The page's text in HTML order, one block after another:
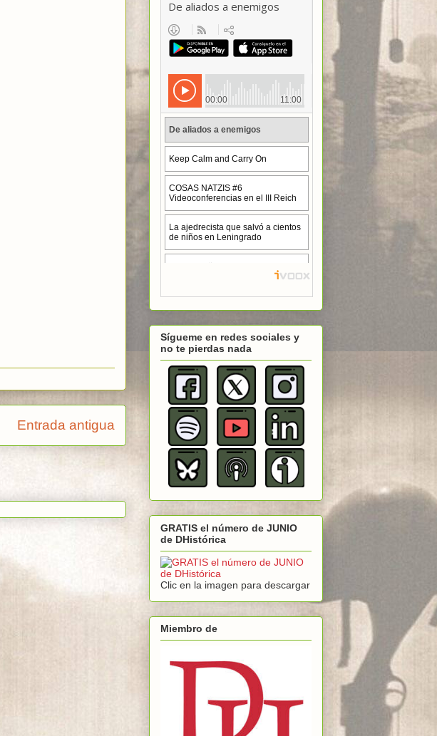
Entrada antigua
Sígueme en redes sociales y
no te pierdas nada
GRATIS el número de JUNIO
de DHistórica
Clic en la imagen para descargar
Miembro de